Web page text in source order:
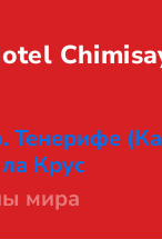
Тенерифе
Крус
мира